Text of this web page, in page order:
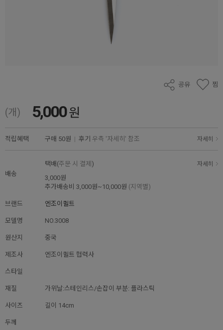
공유 찜
(개) 5,000원
적립혜택 구매 50원 | 후기 우측 '자세히' 참조 자세히
배송
택배(주문 시 결제 ) 자세히
3,000원
추가배송비 3,000원~10,000원 (지역별)
브랜드 엔조이퀼트
모델명 NO.3008
원산지 중국
제조사 엔조이퀼트 협력사
스타일
재질 가위날:스테인리스/손잡이 부분: 플라스틱
사이즈 길이 14cm
두께